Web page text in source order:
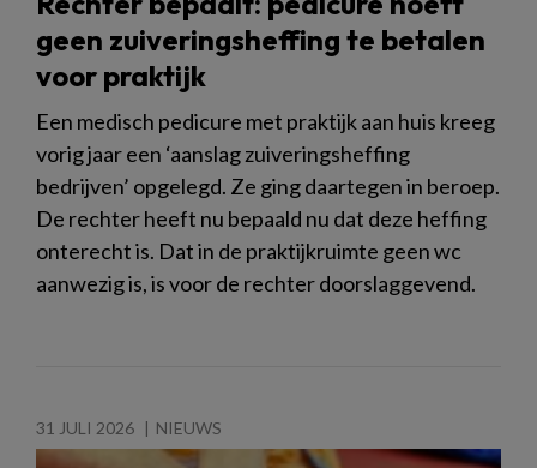
geen zuiveringsheffing te betalen
voor praktijk
Een medisch pedicure met praktijk aan huis kreeg
vorig jaar een ‘aanslag zuiveringsheffing
bedrijven’ opgelegd. Ze ging daartegen in beroep.
De rechter heeft nu bepaald nu dat deze heffing
onterecht is. Dat in de praktijkruimte geen wc
aanwezig is, is voor de rechter doorslaggevend.
31 JULI 2026 NIEUWS